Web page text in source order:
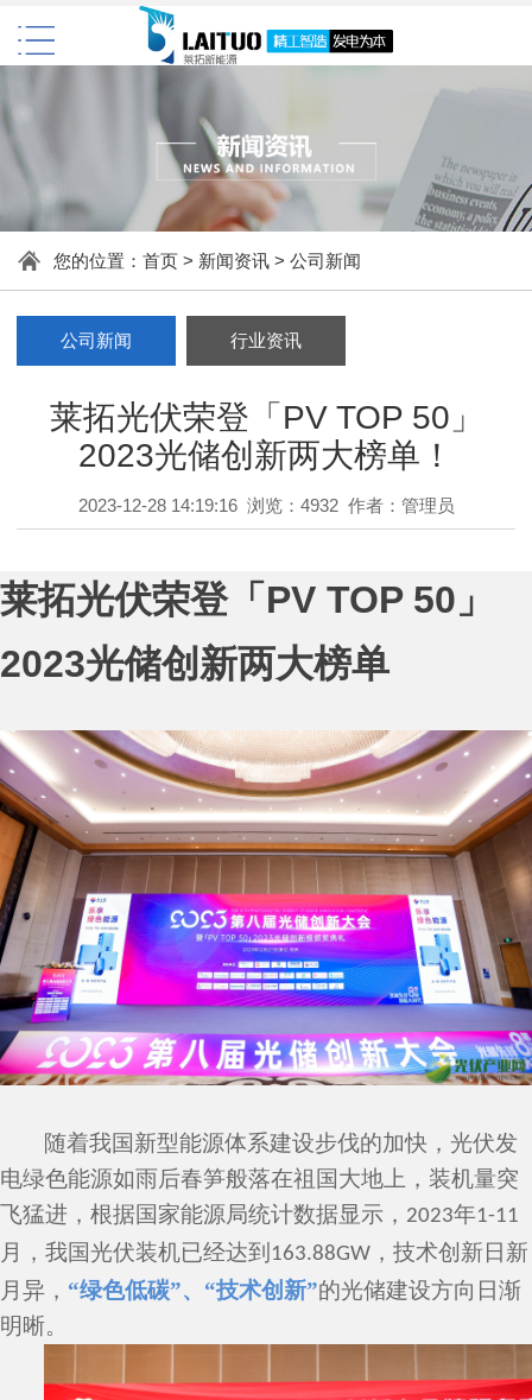
您的位置： 首页> 新闻资讯> 公司新闻
公司新闻 行业资讯
莱拓光伏荣登「PV TOP 50」
2023光储创新两大榜单！
2023-12-28 14:19:16 浏览：4932 作者：管理员
莱拓光伏荣登「 PV TOP 50」
2023光储创新两大榜单
随着我国新型能源体系建设步伐的加快，光伏发
电绿色能源如雨后春笋般落在祖国大地上，装机量突
飞猛进 ， 根据国家能源局统计数据显示， 2023年1-11
月，我国光伏装机已经达到 163.88GW ， 技术创新日新
月异 ， “绿色低碳”、 “技术创新”的光储建设方向日渐
明晰。